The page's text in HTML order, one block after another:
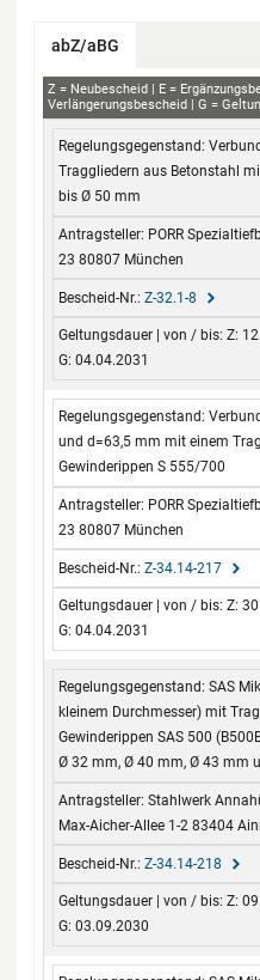
abZ/aBG
abZ+aBG
Z Neubescheid E
Verlängerungsbescheid
G
Traggliedern aus Betonstahl
bis Ø 50 mm
PORR
23 80807 München
Z-32.1-8
Z:
G: 04.04.2031
und d=63,5 mm mit einem
Gewinderippen S 555/700
PORR
23 80807 München
Z-34.14-217
Z:
G: 04.04.2031
SAS
kleinem Durchmesser) mit
Gewinderippen SAS 500
Ø 32 mm, Ø 40 mm, Ø 43 mm
Stahlwerk
Max-Aicher-Allee 1-2 83404
Z-34.14-218
Z:
G: 03.09.2030